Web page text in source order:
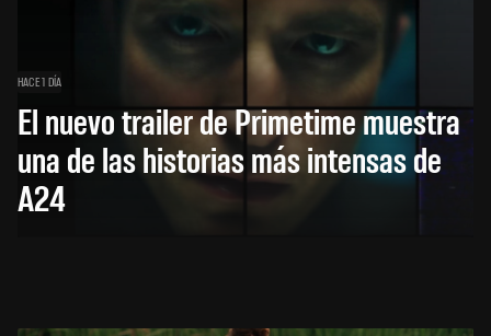
HACE 1 DÍA
El nuevo trailer de Primetime muestra
una de las historias más intensas de
A24